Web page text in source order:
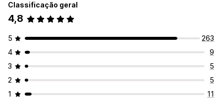
Classificação geral
4,8
5
263
4
9
3
5
2
5
1
11